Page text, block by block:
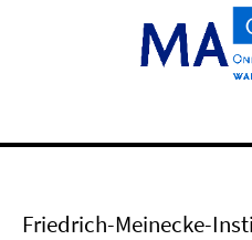
Friedrich-Meinecke-